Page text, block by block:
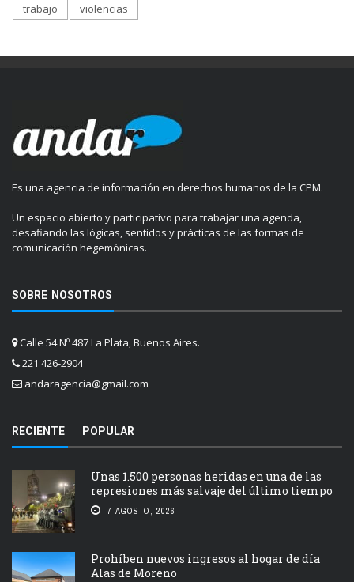
trabajo
violencias
Es una agencia de información en derechos humanos de la CPM.
Un espacio abierto y participativo para trabajar una agenda,
desafiando las lógicas, sentidos y prácticas de las formas de
comunicación hegemónicas.
SOBRE NOSOTROS
Calle 54 Nº 487 La Plata, Buenos Aires.
221 426-2904
andaragencia@gmail.com
RECIENTE POPULAR
Unas 1.500 personas heridas en una de las
represiones más salvaje del último tiempo
7 AGOSTO, 2026
Prohíben nuevos ingresos al hogar de día
Alas de Moreno